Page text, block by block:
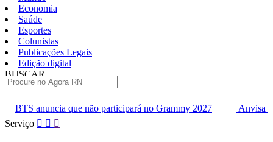
Economia
Saúde
Esportes
Colunistas
Publicações Legais
Edição digital
BUSCAR
participará no Grammy 2027
Anvisa pode aprovar mais oito
Pular
Serviço